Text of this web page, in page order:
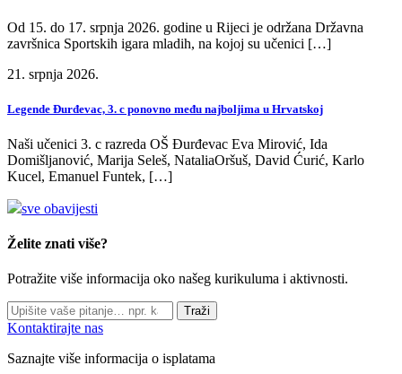
Od 15. do 17. srpnja 2026. godine u Rijeci je održana Državna
završnica Sportskih igara mladih, na kojoj su učenici […]
21. srpnja 2026.
Legende Đurđevac, 3. c ponovno među najboljima u Hrvatskoj
Naši učenici 3. c razreda OŠ Đurđevac Eva Mirović, Ida
Domišljanović, Marija Seleš, NataliaOršuš, David Ćurić, Karlo
Kucel, Emanuel Funtek, […]
sve obavijesti
Želite znati više?
Potražite više informacija oko našeg kurikuluma i aktivnosti.
Traži
Kontaktirajte nas
Saznajte više informacija o isplatama